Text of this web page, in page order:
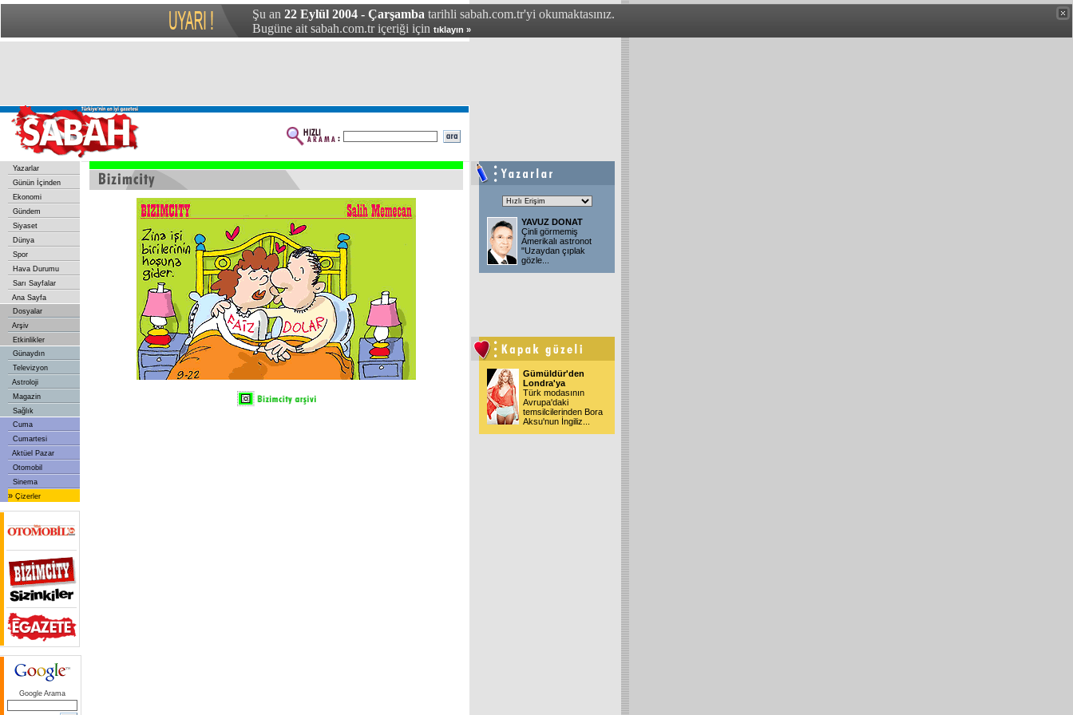
Şu an 22 Eylül 2004 - Çarşamba tarihli sabah.com.tr'yi okumaktasınız.
Bugüne ait sabah.com.tr içeriği için tıklayın »
Yazarlar
Günün İçinden
Ekonomi
Gündem
Siyaset
Dünya
Spor
Hava Durumu
Sarı Sayfalar
Ana Sayfa
Dosyalar
Arşiv
Etkinlikler
Günaydın
Televizyon
Astroloji
Magazin
Sağlık
Cuma
Cumartesi
Aktüel Pazar
Otomobil
Sinema
» Çizerler
Google Arama
YAVUZ DONAT
Çinli görmemiş
Amerikalı astronot
"Uzaydan çıplak
gözle
Gümüldür'den
Londra'ya
Türk modasının
Avrupa'daki
temsilcilerinden Bora
Aksu'nun İngiliz